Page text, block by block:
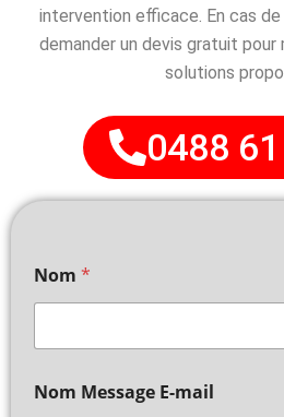
intervention efficace. En cas de
demander un devis gratuit pour
solutions
0488
Nom *
Nom Message E-mail